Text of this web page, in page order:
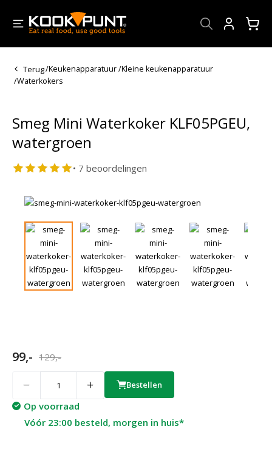
Terug/Keukenapparatuur/Kleine keukenapparatuur
/Waterkokers
Smeg Mini Waterkoker KLF05PGEU,
watergroen
• 7 beoordelingen
99,- 129,-
Bestellen
Op voorraad
Vóór 23:00 besteld, morgen in huis*